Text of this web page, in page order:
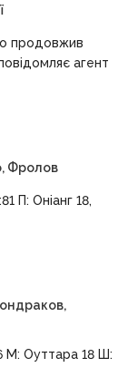
продовжив
агент
Фролов
П: Оніанг 18,
М: Оуттара 18 Ш: